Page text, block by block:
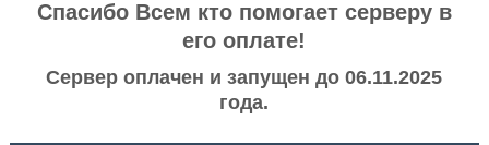
Спасибо Всем кто помогает серверу в
его оплате!
Сервер оплачен и запущен до 06.11.2025
года.